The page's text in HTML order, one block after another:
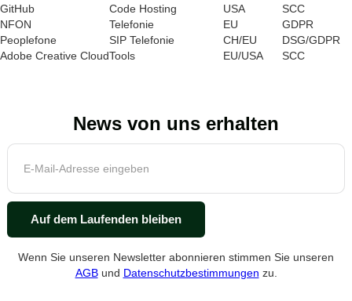
GitHub
Code Hosting USA
SCC
NFON
Telefonie EU
GDPR
Peoplefone
SIP Telefonie CH/EU
DSG/GDPR
Adobe Creative CloudTools EU/USA SCC
News von uns erhalten
Wenn Sie unseren Newsletter abonnieren stimmen Sie unseren
AGBund Datenschutzbestimmungen zu.